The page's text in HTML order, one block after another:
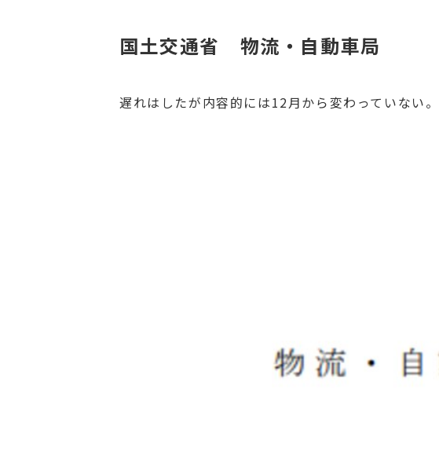
国土交通省 物流・自動車局
遅れはしたが内容的には12月から変わっていない。